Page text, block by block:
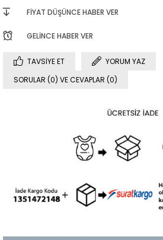
FIYAT DÜŞÜNCE HABER VER
GELINCE HABER VER
TAVSIYE ET
YORUM YAZ
SORULAR (0) VE CEVAPLAR (0)